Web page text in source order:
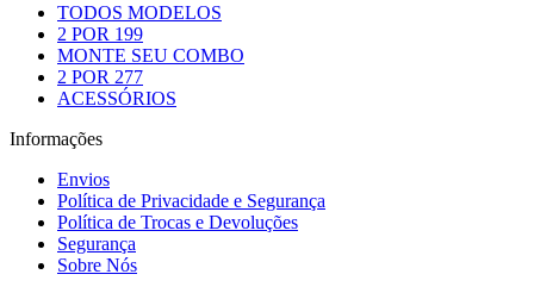
TODOS MODELOS
2 POR 199
MONTE SEU COMBO
2 POR 277
ACESSÓRIOS
Informações
Envios
Política de Privacidade e Segurança
Política de Trocas e Devoluções
Segurança
Sobre Nós